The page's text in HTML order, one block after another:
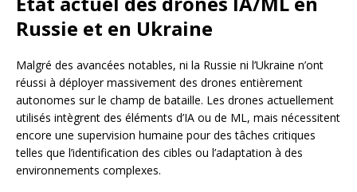
Russie et en Ukraine
Malgré des avancées notables, ni la Russie ni l’Ukraine n’ont
réussi à déployer massivement des drones entièrement
autonomes sur le champ de bataille. Les drones actuellement
utilisés intègrent des éléments d’IA ou de ML, mais nécessitent
encore une supervision humaine pour des tâches critiques
telles que l’identification des cibles ou l’adaptation à des
environnements complexes.